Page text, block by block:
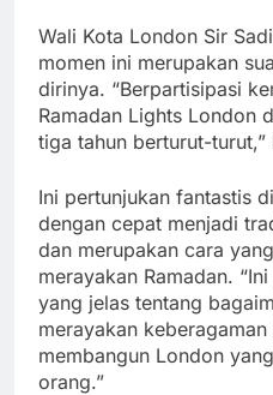
Wali Kota London Sir
momen ini merupakan
dirinya. “Berpartisipasi
Ramadan Lights London
tiga tahun berturut-turut,”
Ini pertunjukan fantastis
dengan cepat menjadi
dan merupakan cara
merayakan Ramadan.
yang jelas tentang
merayakan
membangun London
orang.”